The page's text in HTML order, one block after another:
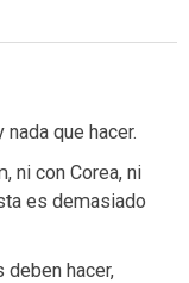
que hacer.
ni con Corea, ni
es demasiado
deben hacer,